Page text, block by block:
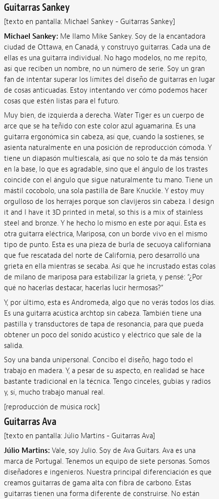
Guitarras Sankey
[texto en pantalla: Michael Sankey - Guitarras Sankey]
Michael Sankey: Me llamo Mike Sankey. Soy de la encantadora
ciudad de Ottawa, en Canadá, y construyo guitarras. Cada una de
ellas es una guitarra individual. No hago modelos, no me repito,
así que reciben un nombre, no un número de serie. Soy un gran
fan de intentar superar los límites del diseño de guitarras en lugar
de cosas anticuadas. Estoy intentando ver cómo podemos hacer
cosas que estén listas para el futuro.
Muy bien, de izquierda a derecha. Water Tiger es un cuerpo de
arce que se ha teñido con este color azul aguamarina. Es una
guitarra ergonómica sin cabeza, así que, cuando la sostienes, se
asienta naturalmente en una posición de reproducción cómoda. Y
tiene un diapasón multiescala, así que no solo te da más tensión
en la base, lo que es agradable, sino que el ángulo de los trastes
coincide con el ángulo que sigue naturalmente tu mano. Tiene un
mástil cocobolo, una sola pastilla de Bare Knuckle. Y estoy muy
orgulloso de los herrajes porque son clavijeros sin cabeza. I design
it and I have it 3D printed in metal, so this is a mix of stainless
steel and bronze. Y he hecho lo mismo en este por aquí. Esta es
otra guitarra eléctrica, Mariposa, con un borde vivo en el mismo
tipo de punto. Esta es una pieza de burla de secuoya californiana
que fue rescatada del norte de California, pero desarrolló una
grieta en ella mientras se secaba. Así que he incrustado estas colas
de milano de mariposa para estabilizar la grieta, y pensé: “¿Por
qué no hacerlas destacar, hacerlas lucir hermosas?”
Y, por último, esta es Andromeda, algo que no verás todos los días.
Es una guitarra acústica archtop sin cabeza. También tiene una
pastilla y transductores de tapa de resonancia, para que pueda
obtener un poco del sonido acústico y eléctrico que sale de la
salida.
Soy una banda unipersonal. Concibo el diseño, hago todo el
trabajo en madera. Y, a pesar de su aspecto, en realidad se hace
bastante tradicional en la técnica. Tengo cinceles, gubias y radios
y, sí, mucho trabajo manual real.
[reproducción de música rock]
Guitarras Ava
[texto en pantalla: Júlio Martins - Guitarras Ava]
Júlio Martins: Vale, soy Julio. Soy de Ava Guitars. Ava es una
marca de Portugal. Tenemos un equipo de siete personas. Somos
diseñadores e ingenieros. Nuestra principal diferenciación es que
creamos guitarras de gama alta con fibra de carbono. Estas
guitarras tienen una forma diferente de construirse. No están